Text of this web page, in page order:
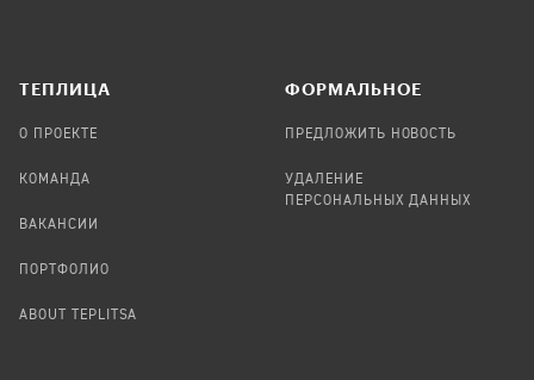
TЕПЛИЦА
О ПРОЕКТЕ
КОМАНДА
ВАКАНСИИ
ПОРТФОЛИО
ABOUT TEPLITSA
ФОРМАЛЬНОЕ
ПРЕДЛОЖИТЬ НОВОСТЬ
УДАЛЕНИЕ
ПЕРСОНАЛЬНЫХ ДАННЫХ